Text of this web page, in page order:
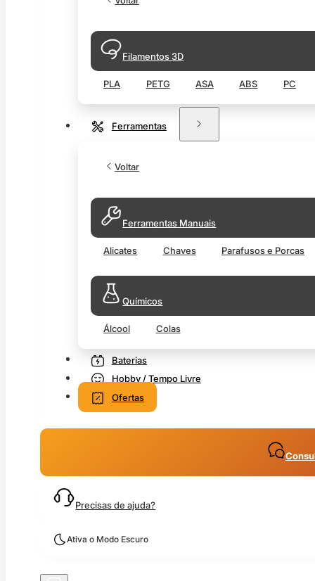
Filamentos 3D
PLA PETG ASA ABS PC
Ferramentas
Voltar
Ferramentas Manuais
Alicates Chaves Parafusos e Porcas
Químicos
Álcool Colas
Baterias
Hobby / Tempo Livre
Ofertas
Precisas de ajuda?
Ativa o Modo Escuro